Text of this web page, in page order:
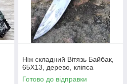
Ніж складний Вітязь Байбак,
65Х13, дерево, кліпса
Готово до відправки